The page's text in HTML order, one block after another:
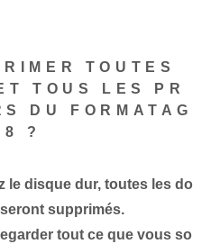
TOUTES
TOUS LES PR
DU FORMATAG
8 ?
le disque dur, toutes les do
supprimés.
tout ce que vous so